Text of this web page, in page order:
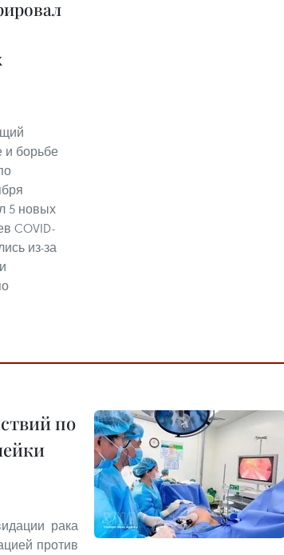
и борьбе
5 новых
COVID-
из-за
по
рака
против